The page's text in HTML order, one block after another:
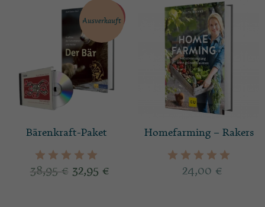
Ausverkauft
Angebot!
Bärenkraft-Paket
38,95 € 32,95 €
Homefarming – Rakers
24,00 €